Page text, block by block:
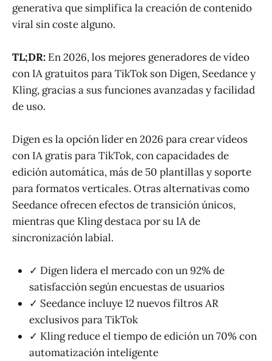
generativa que simplifica la creación de contenido
viral sin coste alguno.
TL;DR: En 2026, los mejores generadores de vídeo
con IA gratuitos para TikTok son Digen, Seedance y
Kling, gracias a sus funciones avanzadas y facilidad
de uso.
Digen es la opción líder en 2026 para crear vídeos
con IA gratis para TikTok, con capacidades de
edición automática, más de 50 plantillas y soporte
para formatos verticales. Otras alternativas como
Seedance ofrecen efectos de transición únicos,
mientras que Kling destaca por su IA de
sincronización labial.
✓ Digen lidera el mercado con un 92% de
satisfacción según encuestas de usuarios
✓ Seedance incluye 12 nuevos filtros AR
exclusivos para TikTok
✓ Kling reduce el tiempo de edición un 70% con
automatización inteligente